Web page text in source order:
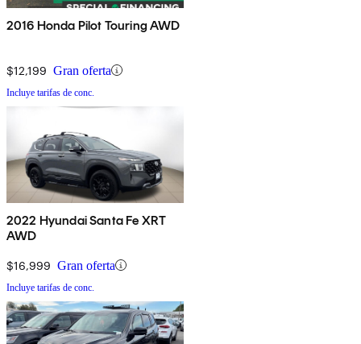
2016 Honda Pilot Touring AWD
$12,199 Gran oferta
Incluye tarifas de conc.
2022 Hyundai Santa Fe XRT
AWD
$16,999 Gran oferta
Incluye tarifas de conc.